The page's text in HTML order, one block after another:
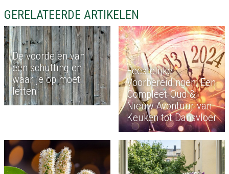
GERELATEERDE ARTIKELEN
De voordelen van
een schutting en
waar je op moet
letten
Feestelijke
Voorbereidingen: Een
Compleet Oud &
Nieuw Avontuur van
Keuken tot Dansvloer